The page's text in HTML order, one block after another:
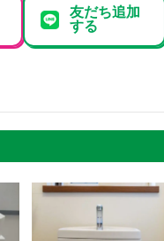
友だち追加
する